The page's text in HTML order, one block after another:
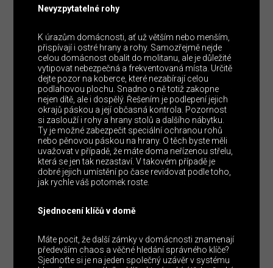
Nevyzpytatelné rohy
K úrazům domácnosti, ať už větším nebo menším,
přispívají i ostré hrany a rohy. Samozřejmě nejde
celou domácnost obalit do molitanu, ale je důležité
vytipovat nebezpečná a frekventovaná místa. Určitě
dejte pozor na koberce, které nezabírají celou
podlahovou plochu. Snadno o ně totiž zakopne
nejen dítě, ale i dospělý. Řešením je podlepení jejich
okrajů páskou a její občasná kontrola. Pozornost
si zaslouží i rohy a hrany stolů a dalšího nábytku.
Ty je možné zabezpečit speciální ochranou rohů
nebo pěnovou páskou na hrany. O těch byste měli
uvažovat v případě, že máte doma neřízenou střelu,
která se jen tak nezastaví. V takovém případě je
dobré jejich umístění po čase revidovat podle toho,
jak rychle váš potomek roste.
Sjednocení klíčů v domě
Máte pocit, že další zámky v domácnosti znamenají
především chaos a věčné hledání správného klíče?
Sjednoťte si je na jeden společný uzávěr v systému